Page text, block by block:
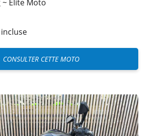
~ Elite Moto
CONSULTER CETTE MOTO